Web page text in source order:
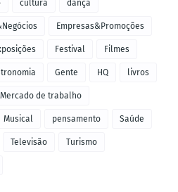
cultura dança
Empresas&Promoções
Festival Filmes
Gente HQ livros
Mercado de trabalho
Musical pensamento Saúde
Televisão Turismo